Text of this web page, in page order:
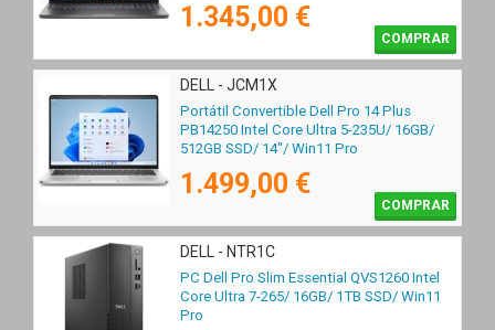
1.345,00 €
COMPRAR
DELL - JCM1X
Portátil Convertible Dell Pro 14 Plus
PB14250 Intel Core Ultra 5-235U/ 16GB/
512GB SSD/ 14"/ Win11 Pro
1.499,00 €
COMPRAR
DELL - NTR1C
PC Dell Pro Slim Essential QVS1260 Intel
Core Ultra 7-265/ 16GB/ 1TB SSD/ Win11
Pro